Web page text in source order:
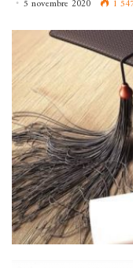
5 novembre 2020 1